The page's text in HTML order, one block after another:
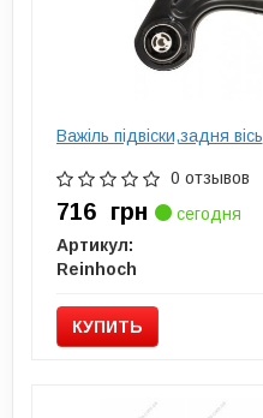
Важіль підвіски,задня вісь
0 отзывов
716 грн
сегодня
Артикул:
Reinhoch
КУПИТЬ